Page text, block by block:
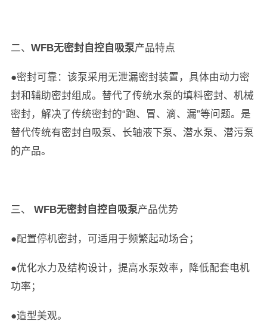
二、 WFB无密封自控自吸泵产品特点
●密封可靠：该泵采用无泄漏密封装置，具体由动力密
封和辅助密封组成。替代了传统水泵的填料密封、机械
密封，解决了传统密封的“跑、冒、滴、漏”等问题。是
替代传统有密封自吸泵、长轴液下泵、潜水泵、潜污泵
的产品。
三、 WFB无密封自控自吸泵产品优势
●配置停机密封，可适用于频繁起动场合；
●优化水力及结构设计，提高水泵效率，降低配套电机
功率；
●造型美观。